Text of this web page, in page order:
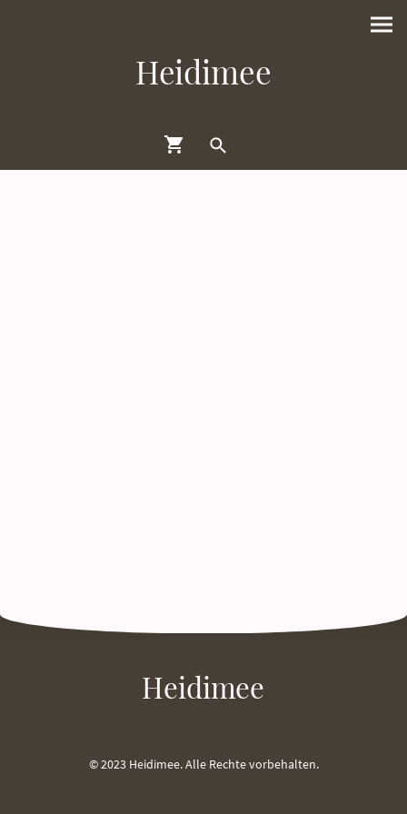
Heidimee
Heidimee
© 2023 Heidimee. Alle Rechte vorbehalten.